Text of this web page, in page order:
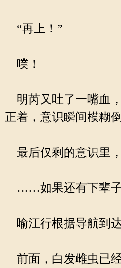
“再上！”
噗！
明芮又吐了一嘴血
正着，意识瞬间模糊
最后仅剩的意识里
……如果还有下辈子
喻江行根据导航到
前面，白发雌虫已经